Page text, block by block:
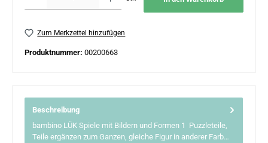
Zum Merkzettel hinzufügen
Produktnummer: 00200663
Beschreibung
bambino LÜK Spiele mit Bildern und Formen 1 Puzzleteile,
Teile ergänzen zum Ganzen, gleiche Figur in anderer Farb…